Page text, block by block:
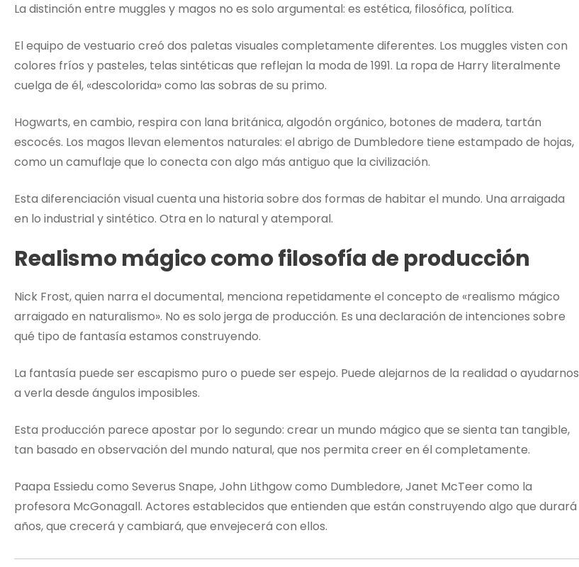
La distinción entre muggles y magos no es solo argumental: es estética, filosófica, política.
El equipo de vestuario creó dos paletas visuales completamente diferentes. Los muggles visten con
colores fríos y pasteles, telas sintéticas que reflejan la moda de 1991. La ropa de Harry literalmente
cuelga de él, «descolorida» como las sobras de su primo.
Hogwarts, en cambio, respira con lana británica, algodón orgánico, botones de madera, tartán
escocés. Los magos llevan elementos naturales: el abrigo de Dumbledore tiene estampado de hojas,
como un camuflaje que lo conecta con algo más antiguo que la civilización.
Esta diferenciación visual cuenta una historia sobre dos formas de habitar el mundo. Una arraigada
en lo industrial y sintético. Otra en lo natural y atemporal.
Realismo mágico como filosofía de producción
Nick Frost, quien narra el documental, menciona repetidamente el concepto de «realismo mágico
arraigado en naturalismo». No es solo jerga de producción. Es una declaración de intenciones sobre
qué tipo de fantasía estamos construyendo.
La fantasía puede ser escapismo puro o puede ser espejo. Puede alejarnos de la realidad o ayudarnos
a verla desde ángulos imposibles.
Esta producción parece apostar por lo segundo: crear un mundo mágico que se sienta tan tangible,
tan basado en observación del mundo natural, que nos permita creer en él completamente.
Paapa Essiedu como Severus Snape, John Lithgow como Dumbledore, Janet McTeer como la
profesora McGonagall. Actores establecidos que entienden que están construyendo algo que durará
años, que crecerá y cambiará, que envejecerá con ellos.